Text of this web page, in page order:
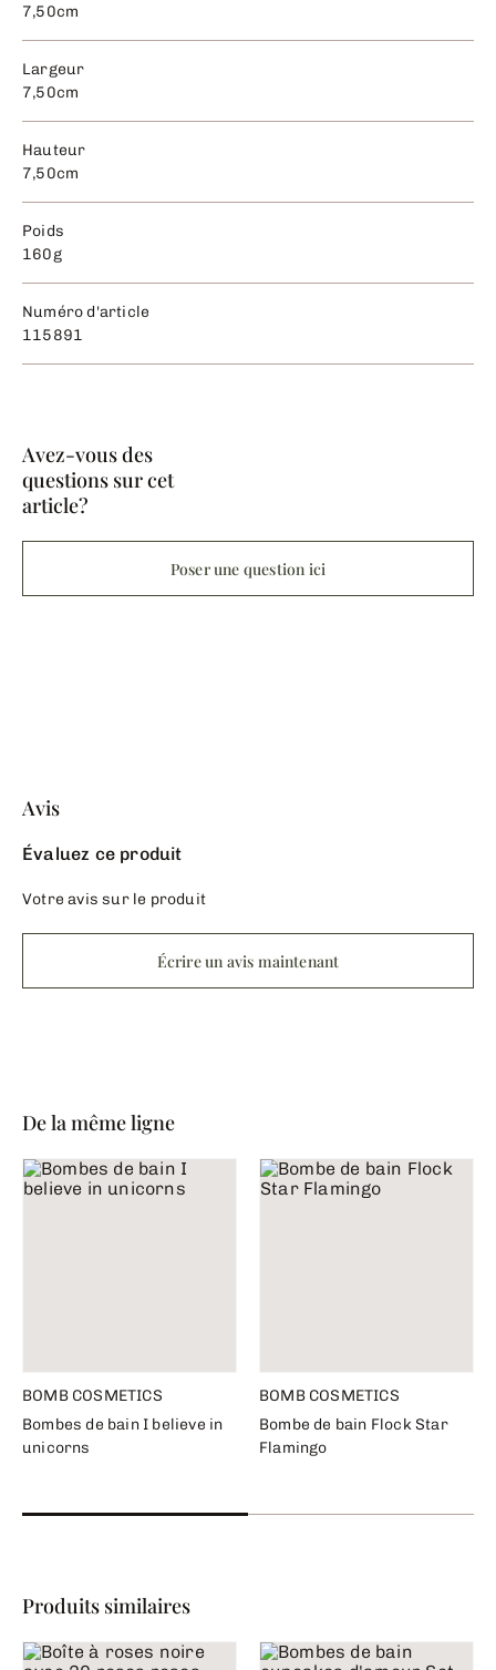
7,50cm
Largeur
7,50cm
Hauteur
7,50cm
Poids
160g
Numéro d'article
115891
Avez-vous des
questions sur cet
article?
Poser une question ici
Avis
Évaluez ce produit
Votre avis sur le produit
Écrire un avis maintenant
De la même ligne
BOMB COSMETICS
Bombes de bain I believe in
unicorns
BOMB COSMETICS
Bombe de bain Flock Star
Flamingo
Produits similaires